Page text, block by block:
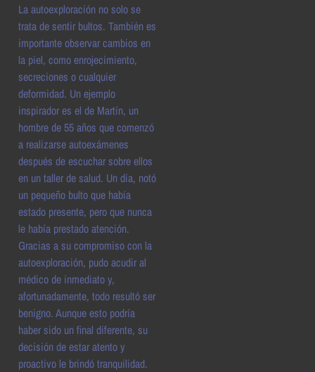
La autoexploración no solo se
trata de sentir bultos. También es
importante observar cambios en
la piel, como enrojecimiento,
secreciones o cualquier
deformidad. Un ejemplo
inspirador es el de Martín, un
hombre de 55 años que comenzó
a realizarse autoexámenes
después de escuchar sobre ellos
en un taller de salud. Un día, notó
un pequeño bulto que había
estado presente, pero que nunca
le había prestado atención.
Gracias a su compromiso con la
autoexploración, pudo acudir al
médico de inmediato y,
afortunadamente, todo resultó ser
benigno. Aunque esto podría
haber sido un final diferente, su
decisión de estar atento y
proactivo le brindó tranquilidad.